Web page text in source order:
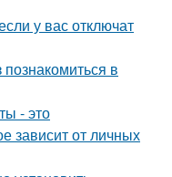
у вас отключат
в
- это
зависит от личных